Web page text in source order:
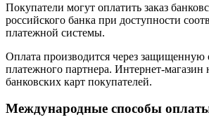
Покупатели могут оплатить заказ
российского банка при доступности
платежной системы.
Оплата производится через защищенную
платежного партнера. Интернет-магазин
банковских карт покупателей.
Международные способы